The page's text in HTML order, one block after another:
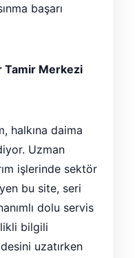
başarı
Tamir Merkezi
halkına daima
Uzman
işlerinde sektör
bu site, seri
dolu servis
bilgili
uzatırken